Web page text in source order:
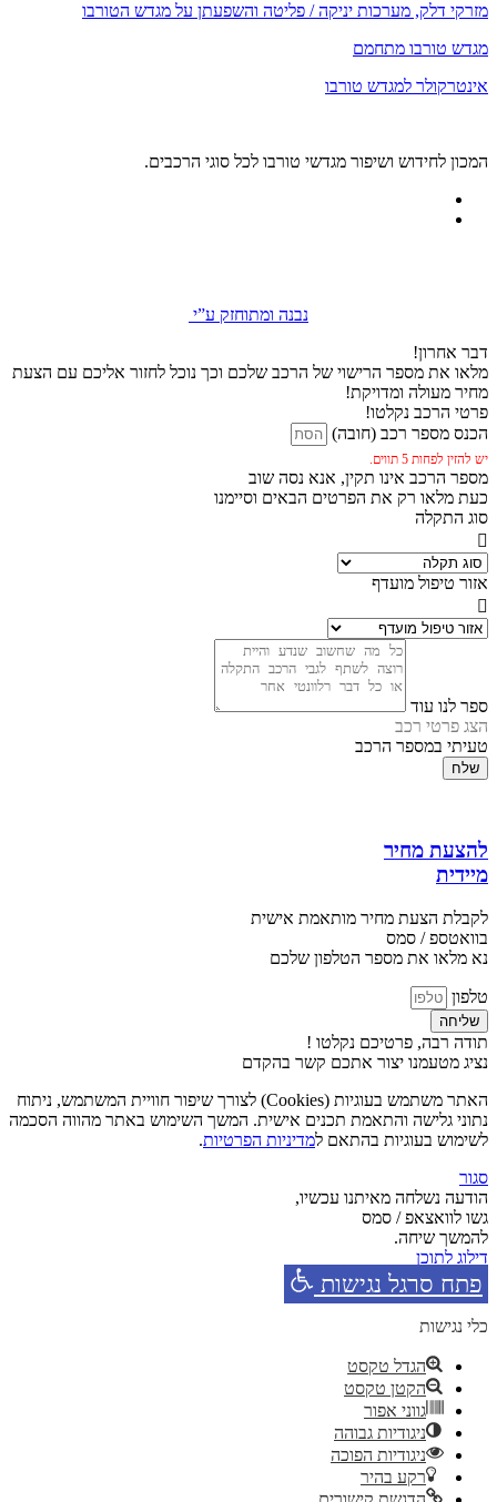
מזרקי דלק, מערכות יניקה / פליטה והשפעתן על מגדש הטורבו
מגדש טורבו מתחמם
אינטרקולר למגדש טורבו
המכון לחידוש ושיפור מגדשי טורבו לכל סוגי הרכבים.
נבנה ומתוחזק ע”י
דבר אחרון!
מלאו את מספר הרישוי של הרכב שלכם וכך נוכל לחזור אליכם עם הצעת
מחיר מעולה ומדויקת!
פרטי הרכב נקלטו!
הכנס מספר רכב (חובה)
יש להזין לפחות 5 תווים.
מספר הרכב אינו תקין, אנא נסה שוב
כעת מלאו רק את הפרטים הבאים וסיימנו
סוג התקלה
אזור טיפול מועדף
ספר לנו עוד
הצג פרטי רכב
טעיתי במספר הרכב
שלח
להצעת מחיר
מיידית
לקבלת הצעת מחיר מותאמת אישית
בוואטספ / סמס
נא מלאו את מספר הטלפון שלכם
טלפון
שליחה
תודה רבה, פרטיכם נקלטו !
נציג מטעמנו יצור אתכם קשר בהקדם
האתר משתמש בעוגיות (Cookies) לצורך שיפור חוויית המשתמש, ניתוח
נתוני גלישה והתאמת תכנים אישית. המשך השימוש באתר מהווה הסכמה
לשימוש בעוגיות בהתאם למדיניות הפרטיות.
סגור
הודעה נשלחה מאיתנו עכשיו,
גשו לוואצאפ / סמס
להמשך שיחה.
דילוג לתוכן
פתח סרגל נגישות
כלי נגישות
הגדל טקסט
הקטן טקסט
גווני אפור
ניגודיות גבוהה
ניגודיות הפוכה
רקע בהיר